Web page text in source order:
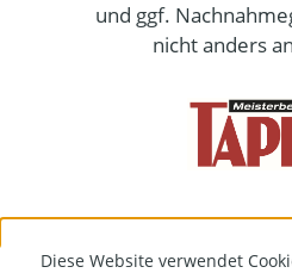
und ggf.
nicht anders
Diese Website verwendet